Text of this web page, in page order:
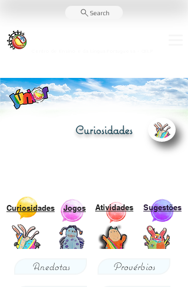
Search
Curiosidades
Curiosidades Jogos Atividades Sugestões
Anedotas Provérbios